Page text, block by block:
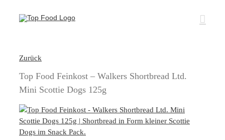
Inhalt
Zurück
Top Food Feinkost – Walkers Shortbread Ltd.
Mini Scottie Dogs 125g